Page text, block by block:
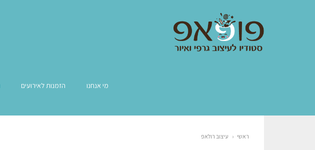
מי אנחנו הזמנות לאירועים
ראשי ‹ עיצוב רולאפ